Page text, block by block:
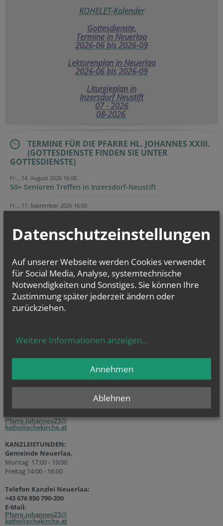
KOHELET-Kalender
Gottesdienste,
Termine in Neuerlaa
2026-06 bis 2026-09
Lektorenplan in Neuerlaa
2026-06 bis 2026-09
Liturgieplan in
Inzersdorf Neustift
07 - 2026
08-2026
TERMINE FÜR DIE PFARRE HL. JOHANNES XXIII.
(GOTTESDIENSTE FINDEN SIE UNTER
GOTTESDIENSTE)
Fr.., 14. August 2026 16:00
50+ Senioren Treffen in Inzersdorf-Neustift
Fr.., 11. September 2026 16:00
50+ Senioren Treffen in Inzersdorf-Neustift
Evangelium
Mt 16, 24-28
Um welchen Preis kann ein Mensch sein Leben zurückkaufen?
Gemeinde Wohnpark Alterlaa:
Telefon Kanzlei
Pfarre.johannes23@
katholischekirche.at
KANZLEISTUNDEN:
Gemeinde Neuerlaa,
Montag 17:00 - 19:00
Freitag 14:00 - 16:00
Telefon Kanzlei Neuerlaa:
+43 676 850 790-200
E-Mail:
Pfarre.johannes23@
katholischekirche.at
Datenschutzeinstellungen
Auf unserer Webseite werden Cookies verwendet
für Social Media, Analyse, systemtechnische
Notwendigkeiten und Sonstiges. Sie können Ihre
Zustimmung später jederzeit ändern oder
zurückziehen.
Weitere Informationen anzeigen...
Ablehnen
Annehmen